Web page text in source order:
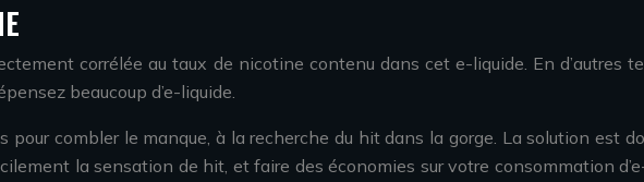
corrélée au taux de nicotine contenu dans cet e-liquide. En d’autres
beaucoup d’e-liquide.
combler le manque, à la recherche du hit dans la gorge. La solution est
la sensation de hit, et faire des économies sur votre consommation